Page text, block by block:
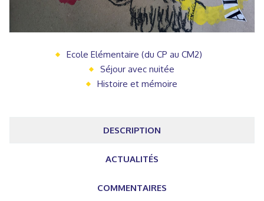
Ecole Elémentaire (du CP au CM2)
Séjour avec nuitée
Histoire et mémoire
DESCRIPTION
ACTUALITÉS
COMMENTAIRES